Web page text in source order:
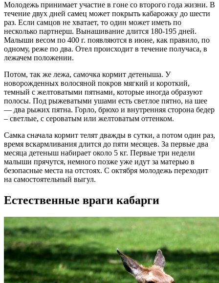
Молодежь принимает участие в гоне со второго года жизни. В
течение двух дней самец может покрыть кабарожку до шести
раз. Если самцов не хватает, то один может иметь по
несколько партнерш. Вынашивание длится 180-195 дней.
Малыши весом по 400 г. появляются в июне, как правило, по
одному, реже по два. Отел происходит в течение получаса, в
лежачем положении.
Потом, так же лежа, самочка кормит детеныша. У
новорожденных волосяной покров мягкий и короткий,
темный с желтоватыми пятнами, которые иногда образуют
полосы. Под рыжеватыми ушами есть светлое пятно, на шее
— два рыжих пятна. Горло, брюхо и внутренняя сторона бедер
– светлые, с сероватым или желтоватым оттенком.
Самка сначала кормит телят дважды в сутки, а потом один раз,
время вскармливания длится до пяти месяцев. За первые два
месяца детеныш набирает около 5 кг. Первые три недели
малыши прячутся, немного позже уже идут за матерью в
безопасные места на отстоях. С октября молодежь переходит
на самостоятельный выгул.
Естественные враги кабарги